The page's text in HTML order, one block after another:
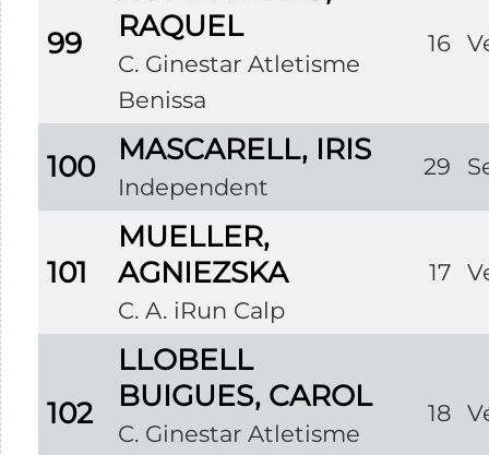
99
RAQUEL
C. Ginestar Atletisme
Benissa
16
100 MASCARELL, IRIS
Independent
29
101
MUELLER,
AGNIEZSKA
C. A. iRun Calp
17
102
LLOBELL
BUIGUES, CAROL
C. Ginestar Atletisme
18